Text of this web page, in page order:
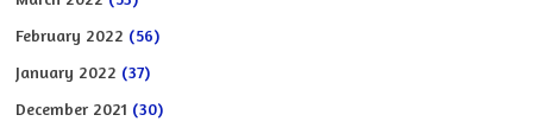
February 2022 (56)
January 2022 (37)
December 2021 (30)